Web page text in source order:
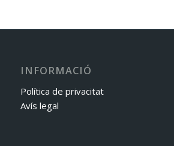
INFORMACIÓ
Política de privacitat
Avís legal